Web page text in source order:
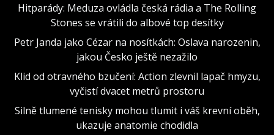
Hitparády: Meduza ovládla česká rádia a The Rolling
Stones se vrátili do albové top desítky
Petr Janda jako Cézar na nosítkách: Oslava narozenin,
jakou Česko ještě nezažilo
Klid od otravného bzučení: Action zlevnil lapač hmyzu,
vyčistí dvacet metrů prostoru
Silně tlumené tenisky mohou tlumit i váš krevní oběh,
ukazuje anatomie chodidla